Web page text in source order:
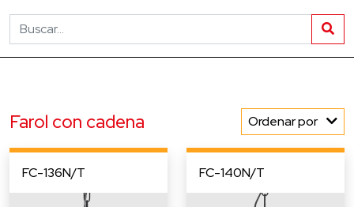
Farol con cadena Ordenar por
FC-136N/T FC-140N/T